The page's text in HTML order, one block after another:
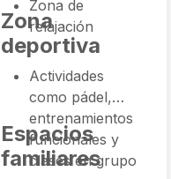
Zona de
relajación
Zona
deportiva
Actividades
como pádel,
entrenamientos
funcionales y
clases en grupo
Espacios
familiares